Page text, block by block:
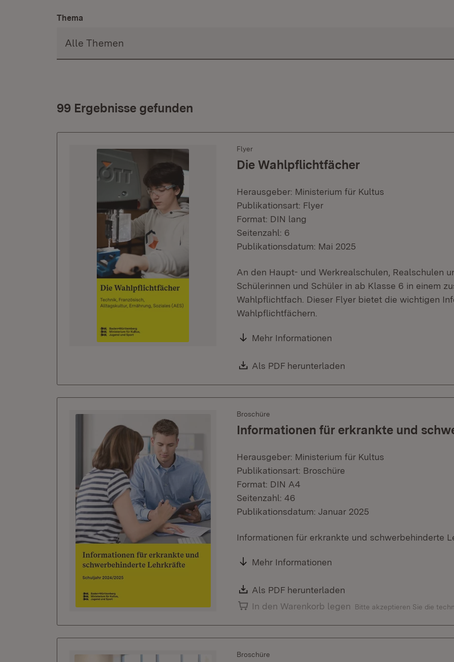
Thema
99 Ergebnisse gefunden
Flyer
Die Wahlpflichtfächer
Herausgeber: Ministerium für Kultus
Publikationsart: Flyer
Format: DIN lang
Seitenzahl: 6
Publikationsdatum: Mai 2025
An den Haupt- und Werkrealschulen, Realschulen
Schülerinnen und Schüler in ab Klasse 6 in einem
Wahlpflichtfach. Dieser Flyer bietet die wichtigen
Wahlpflichtfächern.
Mehr Informationen
Download:
Als PDF herunterladen
Broschüre
Informationen für erkrankte und
Herausgeber: Ministerium für Kultus
Publikationsart: Broschüre
Format: DIN A4
Seitenzahl: 46
Publikationsdatum: Januar 2025
Informationen für erkrankte und schwerbehinderte
Mehr Informationen
Download:
Als PDF herunterladen
In den Warenkorb legen
Bitte akzeptieren Sie die
Broschüre